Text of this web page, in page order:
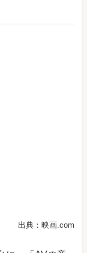
出典：映画.com